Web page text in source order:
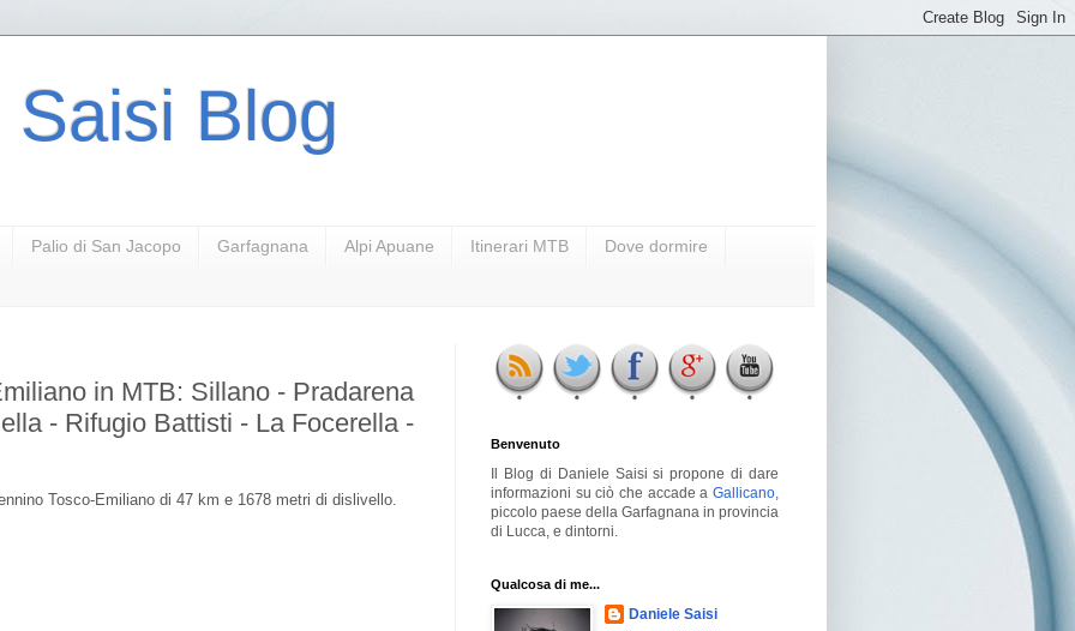
Blog
Palio di San Jacopo Garfagnana Alpi Apuane Itinerari MTB Dove dormire
in MTB: Sillano - Pradarena
- Rifugio Battisti - La Focerella -
Tosco-Emiliano di 47 km e 1678 metri di dislivello.
Benvenuto
Il Blog di Daniele Saisi si propone di dare
informazioni su ciò che accade a Gallicano
piccolo paese della Garfagnana in provincia
di Lucca, e dintorni.
Qualcosa di me...
Daniele Saisi